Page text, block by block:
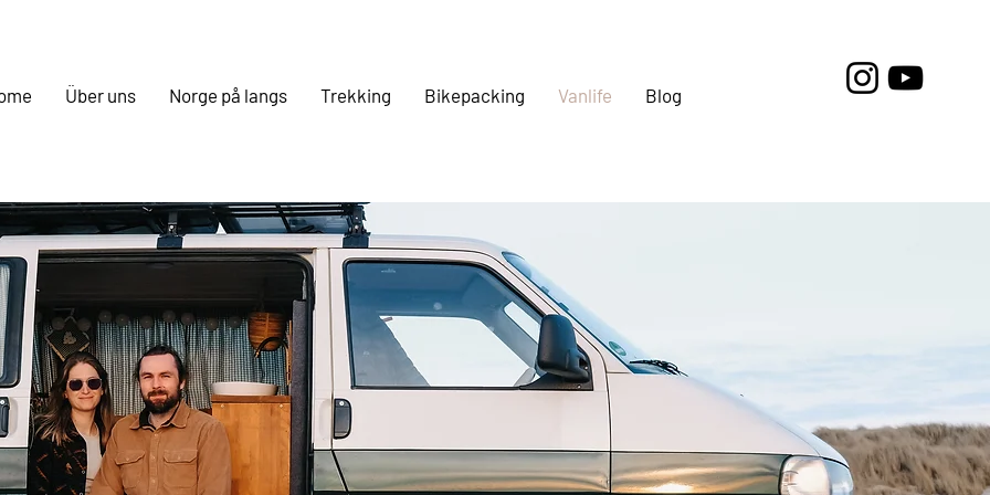
Über uns Norge på langs Trekking Bikepacking Vanlife Blog